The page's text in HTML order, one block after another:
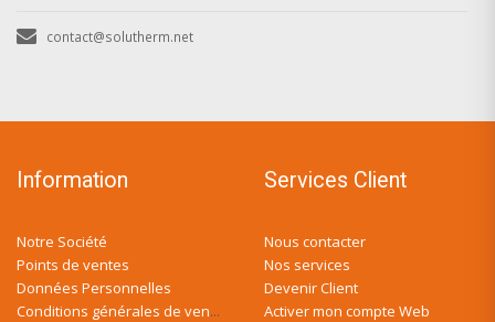
contact@solutherm.net
Information
Notre Société
Points de ventes
Données Personnelles
Conditions générales de ventes
Services Client
Nous contacter
Nos services
Devenir Client
Activer mon compte Web